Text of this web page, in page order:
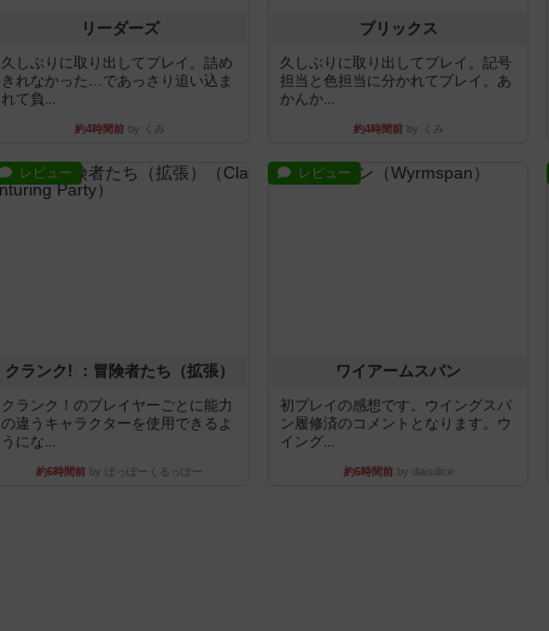
リーダーズ
久しぶりに取り出してプレイ。詰め
きれなかった…であっさり追い込ま
れて負...
約4時間前by くみ
ブリックス
久しぶりに取り出してプレイ。記号
担当と色担当に分かれてプレイ。あ
かんか...
約4時間前by くみ
レビュー
クランク! ：冒険者たち（拡張）
クランク！のプレイヤーごとに能力
の違うキャラクターを使用できるよ
うにな...
約6時間前 by ぽっぽーくるっぽー
レビュー
ワイアームスパン
初プレイの感想です。ウイングスパ
ン履修済のコメントとなります。ウ
イング...
約6時間前by daisdice